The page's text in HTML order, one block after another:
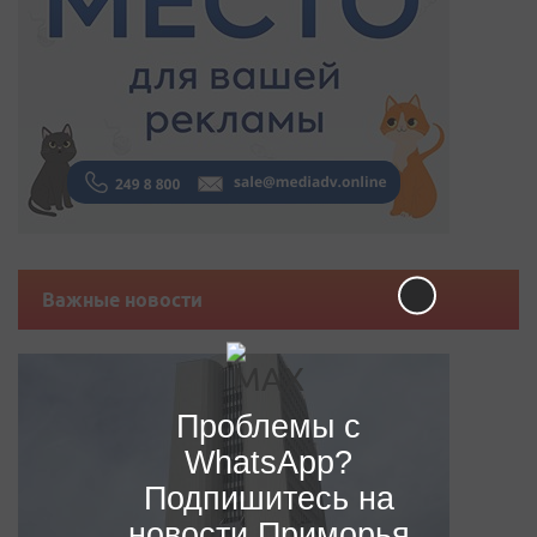
Важные новости
Проблемы с
WhatsApp?
Подпишитесь на